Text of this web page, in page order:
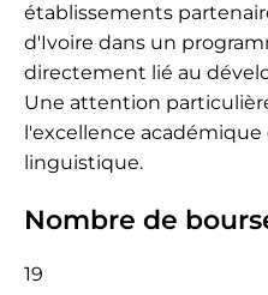
établissements
d'Ivoire dans un
directement lié au
Une attention
l'excellence académique
linguistique.
Nombre de
19